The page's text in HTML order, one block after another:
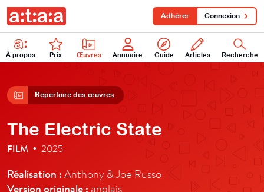
À propos Prix Œuvres Annuaire Guide Articles Recherche
Adhérer Connexion
Répertoire des œuvres
The Electric State
FILM • 2025
Réalisation : Anthony & Joe Russo
Version originale : anglais